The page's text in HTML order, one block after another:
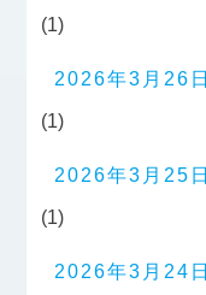
(1)
2026年3月26日
(1)
2026年3月25日
(1)
2026年3月24日